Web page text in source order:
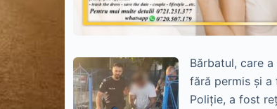
Bărbatul, care
fără permis și a
Poliție, a fost